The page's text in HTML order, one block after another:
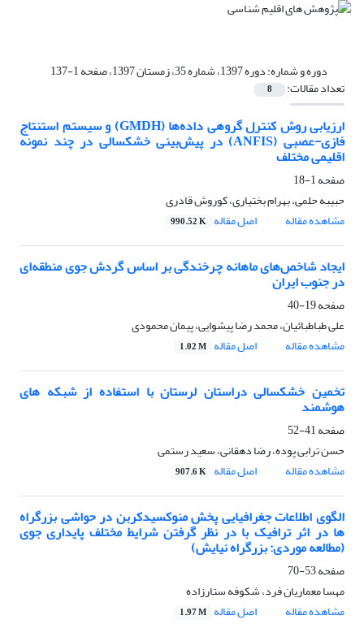
دوره و شماره:دوره 1397، شماره 35، زمستان 1397، صفحه 1-137
تعداد مقالات: 8
ارزیابی روش کنترل گروهی داده‌ها (GMDH) و سیستم استنتاج
فازی-عصبی (ANFIS) در پیش‌بینی خشکسالی در چند نمونه
اقلیمی مختلف
صفحه1-18
حبیبه حلمی، بهرام بختیاری، کوروش قادری
مشاهده مقاله
اصل مقاله 990.52 K
ایجاد شاخص‌های ماهانه چرخندگی بر اساس گردش جوی منطقه‌ای
در جنوب ایران
صفحه19-40
علی طباطبائیان، محمد رضا پیشوایی، پیمان محمودی
مشاهده مقاله
اصل مقاله 1.02 M
تخمین خشکسالی دراستان لرستان با استفاده از شبکه های
هوشمند
صفحه41-52
حسن ترابی پوده، رضا دهقانی، سعید رستمی
مشاهده مقاله
اصل مقاله 907.6 K
الگوی اطلاعات جغرافیایی پخش منوکسیدکربن در حواشی بزرگراه‌
ها در اثر ترافیک با در نظر گرفتن شرایط مختلف پایداری جوی
(مطالعه موردی: بزرگراه نیایش)
صفحه53-70
مهسا معماریان فرد، شکوفه ستارزاده
مشاهده مقاله
اصل مقاله 1.97 M